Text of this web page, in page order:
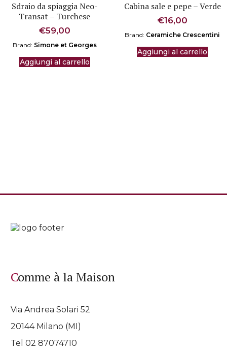
Sdraio da spiaggia Neo-
Transat – Turchese
€59,00
Brand: Simone et Georges
Aggiungi al carrello
Cabina sale e pepe – Verde
€16,00
Brand: Ceramiche Crescentini
Aggiungi al carrello
Comme à la Maison
Via Andrea Solari 52
20144 Milano (MI)
Tel 02 87074710